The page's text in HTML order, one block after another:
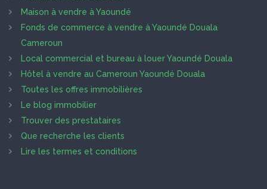
Maison à vendre à Yaoundé
Fonds de commerce à vendre à Yaoundé Douala
Cameroun
Local commercial et bureau à louer Yaoundé Douala
Hôtel à vendre au Cameroun Yaoundé Douala
Toutes les offres immobilières
Le blog immobilier
Trouver des prestataires
Que recherche les clients
Lire les termes et conditions